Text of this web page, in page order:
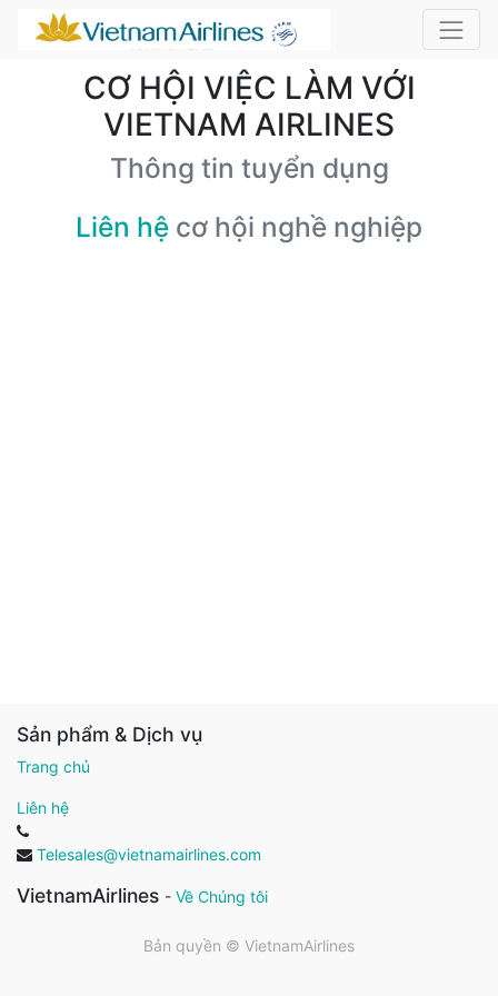
CƠ HỘI VIỆC LÀM VỚI
VIETNAM AIRLINES
Thông tin tuyển dụng
Liên hệ cơ hội nghề nghiệp
Sản phẩm & Dịch vụ
Trang chủ
Liên hệ
Telesales@vietnamairlines.com
VietnamAirlines - Về Chúng tôi
Bản quyền © VietnamAirlines